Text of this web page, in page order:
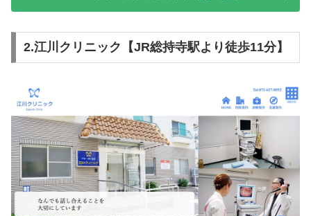
2.江川クリニック【JR総持寺駅より徒歩11分】